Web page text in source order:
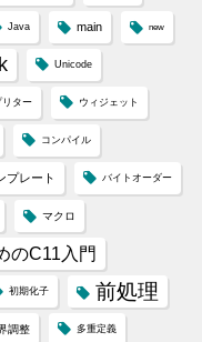
Java main new
Unicode
リター ウィジェット
コンパイル
プレート バイトオーダー
マクロ
のC11入門
初期化子 前処理
調整 多重定義